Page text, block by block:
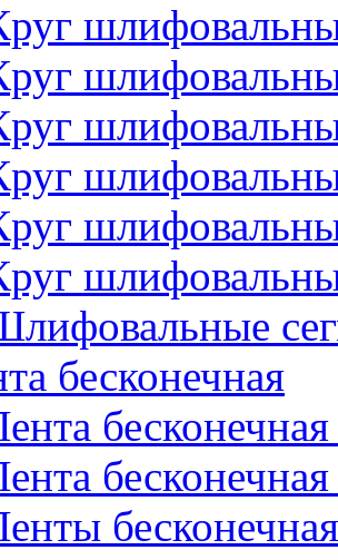
бесконечная